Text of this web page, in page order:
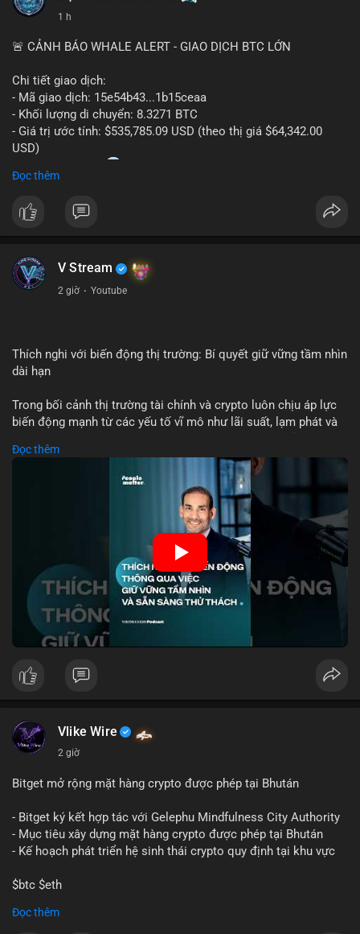
📰 Nguồn: CoinDesk
1 h
🚨 CẢNH BÁO WHALE ALERT - GIAO DỊCH BTC LỚN
Chi tiết giao dịch:
- Mã giao dịch: 15e54b43...1b15ceaa
- Khối lượng di chuyển: 8.3271 BTC
- Giá trị ước tính: $535,785.09 USD (theo thị giá $64,342.00
USD)
- Thời gian: 04:20
Nhận định phân tích: Giao dịch 8.3271 BTC trị giá hơn nửa triệu
USD được thực hiện trong khung giờ sáng sớm, cho thấy dấu
hiệu của một tổ chức hoặc cá nhân sở hữu lượng tài sản lớn.
đủ tạo áp lực bán trực tiếp lên thị trường nhưng phản ánh tâm
lý thận trọng của cá voi. Nếu dòng tiền này hướng về ví sàn
của BTC.
tương tự trong 24 giờ tới để xác nhận xu hướng. Không nên
hành động vội vàng dựa trên một giao dịch đơn lẻ, hãy ưu tiên
#giaodichlon
#tamlycavoi
Đọc thêm
V Stream
2 giờ · Youtube
Thích nghi với biến động thị trường: Bí quyết giữ vững tầm nhìn
dài hạn
Trong bối cảnh thị trường tài chính và crypto luôn chịu áp lực
biến động mạnh từ các yếu tố vĩ mô như lãi suất, lạm phát và
chìa khóa để đầu tư viên vượt qua giai đoạn không chắc chắn.
Thay vì phản ứng cảm xúc với những dao động ngắn hạn, các
nhà đầu tư thành công thường tập trung vào nguyên tắc cơ
bản, phân배 tài sản hợp lý và kiên持 theo kế hoạch đã định.
Điều này không chỉ giúp giảm rủi ro mà còn tạo điều kiện để
tận dụng cơ hội khi thị trường phục hồi.
🎥 Xem video trực tiếp tại:
Nguồn: VIETSUCCESS
Đọc thêm
Vlike Wire
2 giờ
Bitget mở rộng mặt hàng crypto được phép tại Bhután
- Bitget ký kết hợp tác với Gelephu Mindfulness City Authority
- Mục tiêu xây dựng mặt hàng crypto được phép tại Bhután
- Kế hoạch phát triển hệ sinh thái crypto quy định tại khu vực
$btc $eth
#vlikevn
Đọc thêm